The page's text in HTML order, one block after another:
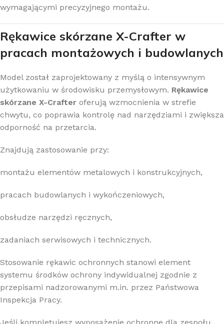
wymagającymi precyzyjnego montażu.
Rękawice skórzane X-Crafter w
pracach montażowych i budowlanych
Model został zaprojektowany z myślą o intensywnym
użytkowaniu w środowisku przemysłowym. Rękawice
skórzane X-Crafter oferują wzmocnienia w strefie
chwytu, co poprawia kontrolę nad narzędziami i zwiększa
odporność na przetarcia.
Znajdują zastosowanie przy:
montażu elementów metalowych i konstrukcyjnych,
pracach budowlanych i wykończeniowych,
obsłudze narzędzi ręcznych,
zadaniach serwisowych i technicznych.
Stosowanie rękawic ochronnych stanowi element
systemu środków ochrony indywidualnej zgodnie z
przepisami nadzorowanymi m.in. przez Państwowa
Inspekcja Pracy.